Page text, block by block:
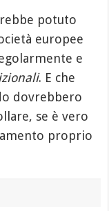
potuto
europee
e
. E che
dovrebbero
se è vero
proprio